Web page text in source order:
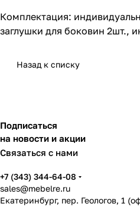
Комплектация:
заглушки для боковин 2шт.,
Назад к списку
Подписаться
на новости и акции
Связаться с нами
+7 (343) 344-64-08
sales@mebelre.ru
Екатеринбург, пер. Геологов, 1